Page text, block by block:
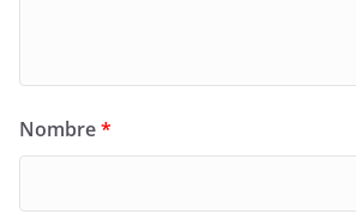
Nombre*